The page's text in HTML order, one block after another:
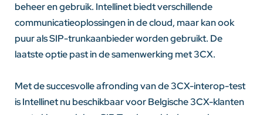
beheer en gebruik. Intellinet biedt verschillende
communicatieoplossingen in de cloud, maar kan ook
puur als SIP-trunkaanbieder worden gebruikt. De
laatste optie past in de samenwerking met 3CX.
Met de succesvolle afronding van de 3CX-interop-test
is Intellinet nu beschikbaar voor Belgische 3CX-klanten